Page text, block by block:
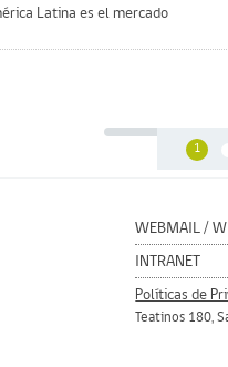
Latina es el mercado
1
WEBMAIL /
INTRANET
Políticas de
Teatinos 180,